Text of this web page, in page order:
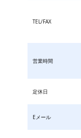
TEL/FAX
営業時間
定休日
Eメール